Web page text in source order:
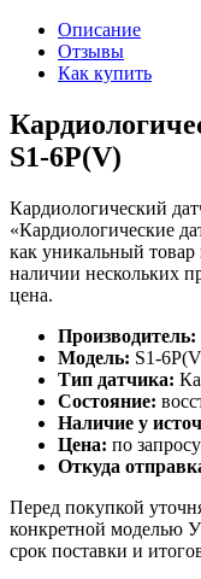
Описание
Отзывы
Как купить
S1-6P(V)
Кардиологический
«Кардиологические
как уникальный
наличии нескольких
цена.
Производитель:
Модель: S1-
Тип датчика:
Состояние:
Наличие у
Цена: по запросу
Откуда
Перед покупкой
конкретной моделью
срок поставки и